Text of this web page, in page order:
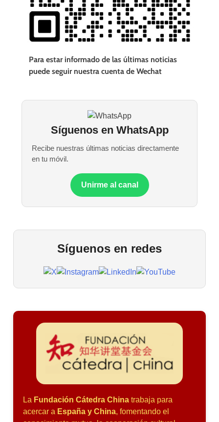
Para estar informado de las últimas noticias
puede seguir nuestra cuenta de Wechat
Síguenos en WhatsApp
Recibe nuestras últimas noticias directamente
en tu móvil.
Unirme al canal
Síguenos en redes
La Fundación Cátedra China trabaja para
acercar a España y China, fomentando el